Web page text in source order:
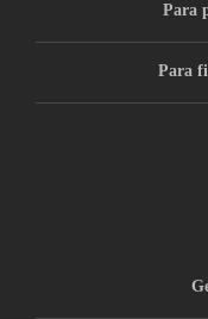
Para
Para